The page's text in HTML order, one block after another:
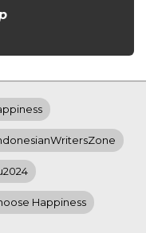
Happiness